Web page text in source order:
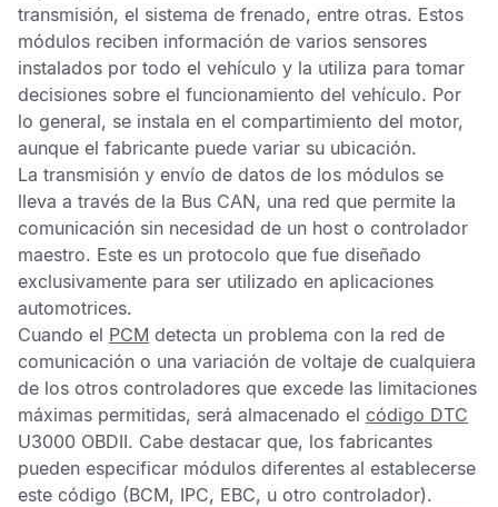
transmisión, el sistema de frenado, entre otras. Estos
módulos reciben información de varios sensores
instalados por todo el vehículo y la utiliza para tomar
decisiones sobre el funcionamiento del vehículo. Por
lo general, se instala en el compartimiento del motor,
aunque el fabricante puede variar su ubicación.
La transmisión y envío de datos de los módulos se
lleva a través de la Bus CAN, una red que permite la
comunicación sin necesidad de un host o controlador
maestro. Este es un protocolo que fue diseñado
exclusivamente para ser utilizado en aplicaciones
automotrices.
Cuando el PCM detecta un problema con la red de
comunicación o una variación de voltaje de cualquiera
de los otros controladores que excede las limitaciones
máximas permitidas, será almacenado el código DTC
U3000 OBDII. Cabe destacar que, los fabricantes
pueden especificar módulos diferentes al establecerse
este código (BCM, IPC, EBC, u otro controlador).